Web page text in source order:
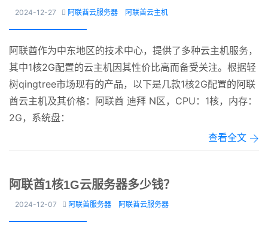
2024-12-27  阿联酋云服务器 阿联酋云主机
阿联酋作为中东地区的技术中心，提供了多种云主机服务，
其中1核2G配置的云主机因其性价比高而备受关注。根据轻
树qingtree市场现有的产品，以下是几款1核2G配置的阿联
酋云主机及其价格：阿联酋 迪拜 N区，CPU：1核，内存：
2G，系统盘：
查看全文
阿联酋1核1G云服务器多少钱？
2024-12-07  阿联酋服务器 阿联酋云服务器